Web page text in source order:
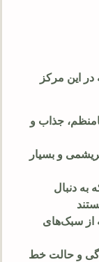
این مرکز
جذاب و
و بسیار
به دنبال
از سبک‌های
و حالت خط